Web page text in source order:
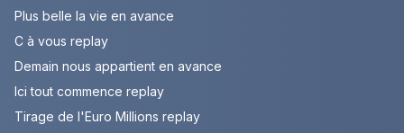
Plus belle la vie en avance
C à vous replay
Demain nous appartient en avance
Ici tout commence replay
Tirage de l'Euro Millions replay